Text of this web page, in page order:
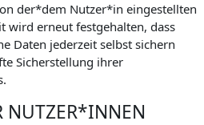
der*dem Nutzer*in eingestellten
wird erneut festgehalten, dass
Daten jederzeit selbst sichern
Sicherstellung ihrer
NUTZER*INNEN